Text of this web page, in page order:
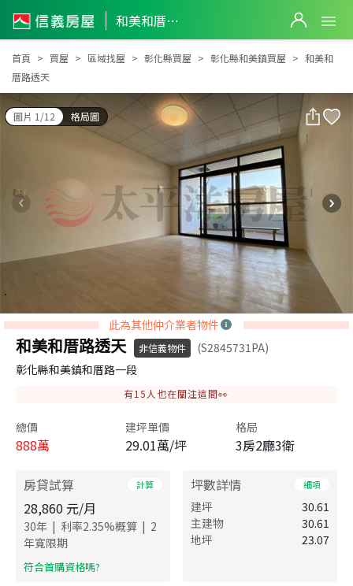
和美和厝路透天
和美和厝路透天
首頁 買屋 區域找屋 彰化縣買屋 彰化縣和美鎮買屋
和美和
厝路透天
圖片 1/12 格局圖
此為其他仲介業者物件
和美和厝路透天 非信義物件
(S2845731PA)
彰化縣和美鎮和厝路一段
有15 人也在關注這間👀
總價
888萬
建坪單價
29.01萬/坪
格局
3房2廳3衛
房貸試算 計算
28,860 元/月
30年 | 利率2.35%概算 | 2
年寬限期
​符合首購資格嗎?
坪數詳情 細項
建坪
30.61
主建物
30.61
地坪
23.07